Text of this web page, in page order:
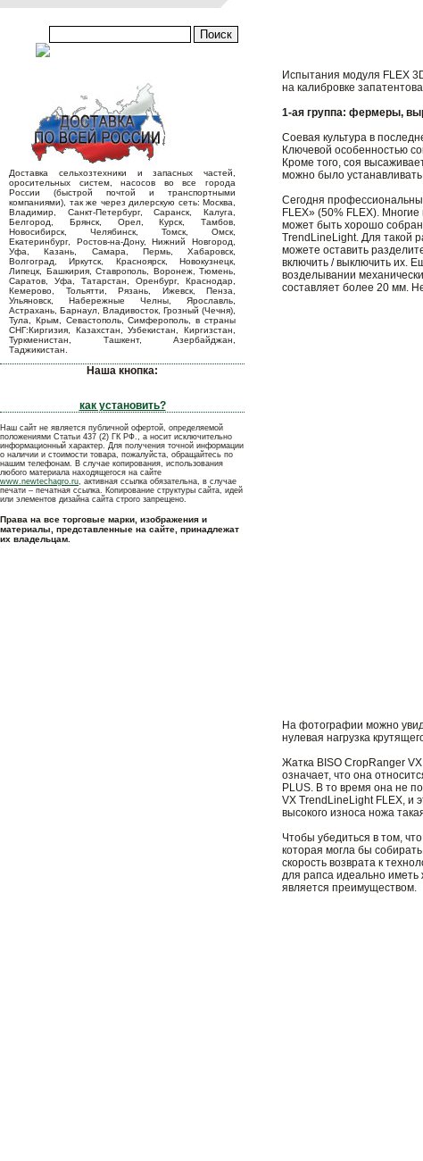
Доставка сельхозтехники и запасных частей,
оросительных систем, насосов во все города
России (быстрой почтой и транспортными
компаниями), так же через дилерскую сеть: Москва,
Владимир, Санкт-Петербург, Саранск, Калуга,
Белгород, Брянск, Орел, Курск, Тамбов,
Новосибирск, Челябинск, Томск, Омск,
Екатеринбург, Ростов-на-Дону, Нижний Новгород,
Уфа, Казань, Самара, Пермь, Хабаровск,
Волгоград, Иркутск, Красноярск, Новокузнецк,
Липецк, Башкирия, Ставрополь, Воронеж, Тюмень,
Саратов, Уфа, Татарстан, Оренбург, Краснодар,
Кемерово, Тольятти, Рязань, Ижевск, Пенза,
Ульяновск, Набережные Челны, Ярославль,
Астрахань, Барнаул, Владивосток, Грозный (Чечня),
Тула, Крым, Севастополь, Симферополь, в страны
СНГ:Киргизия, Казахстан, Узбекистан, Киргизстан,
Туркменистан, Ташкент, Азербайджан,
Таджикистан.
Наша кнопка:
как установить?
Наш сайт не является публичной офертой, определяемой
положениями Статьи 437 (2) ГК РФ., а носит исключительно
информационный характер. Для получения точной информации
о наличии и стоимости товара, пожалуйста, обращайтесь по
нашим телефонам. В случае копирования, использования
любого материала находящегося на сайте
www.newtechagro.ru, активная ссылка обязательна, в случае
печати – печатная ссылка. Копирование структуры сайта, идей
или элементов дизайна сайта строго запрещено.
Права на все торговые марки, изображения и
материалы, представленные на сайте, принадлежат
их владельцам.
Испытания модуля FLEX
на калибровке
1-ая группа: фермеры,
Соевая культура в
Ключевой особенностью
Кроме того, соя
можно было
Сегодня
FLEX» (50% FLEX).
может быть хорошо
TrendLineLight. Для такой
можете оставить
включить / выключить их.
возделывании
составляет более 20 мм.
На фотографии можно
нулевая нагрузка
Жатка BISO CropRanger
означает, что она
PLUS. В то время она не
VX TrendLineLight FLEX, и
высокого износа ножа
Чтобы убедиться в том,
которая могла бы
скорость возврата к
для рапса идеально
является преимуществом.